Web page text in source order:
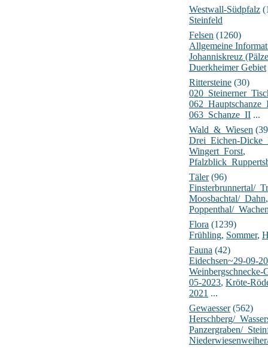
Westwall-Südpfalz
Steinfeld
Felsen (1260)
Allgemeine
Johanniskreuz
Duerkheimer Gebiet
Rittersteine (30)
063_Schanze_II ...
Wald_&_Wiesen
Drei_Eichen-
Wingert_Forst,
Täler(96)
Finsterbrunnertal/
Moosbachtal/_Dahn,
Poppenthal/
Flora (1239)
Frühling, Sommer,
Fauna (42)
Eidechsen~29-09-
Weinbergschnecke-
05-2023, Kröte-
2021 ...
Gewaesser(562)
Herschberg/
Panzergraben/